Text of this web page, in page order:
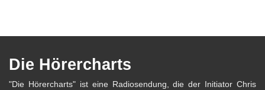
Die Hörercharts
"Die Hörercharts" ist eine Radiosendung, die der Initiator Chris